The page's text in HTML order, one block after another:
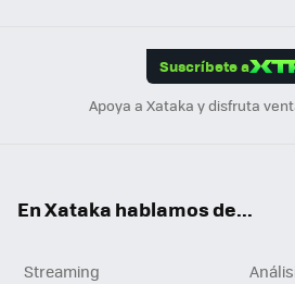
Suscríbete a
Apoya a Xataka y disfruta
En Xataka hablamos de...
Streaming